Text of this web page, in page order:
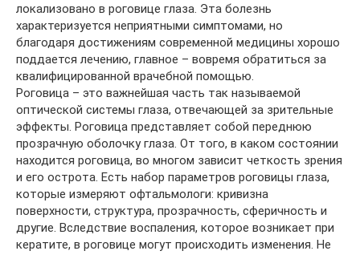
локализовано в роговице глаза. Эта болезнь
характеризуется неприятными симптомами, но
благодаря достижениям современной медицины хорошо
поддается лечению, главное – вовремя обратиться за
квалифицированной врачебной помощью.
Роговица – это важнейшая часть так называемой
оптической системы глаза, отвечающей за зрительные
эффекты. Роговица представляет собой переднюю
прозрачную оболочку глаза. От того, в каком состоянии
находится роговица, во многом зависит четкость зрения
и его острота. Есть набор параметров роговицы глаза,
которые измеряют офтальмологи: кривизна
поверхности, структура, прозрачность, сферичность и
другие. Вследствие воспаления, которое возникает при
кератите, в роговице могут происходить изменения. Не